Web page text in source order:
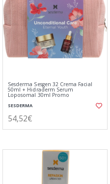
Sesderma Sesgen 32 Crema Facial
50ml + Hidraderm Serum
Loposomal 30ml Promo
SESDERMA
54,52€